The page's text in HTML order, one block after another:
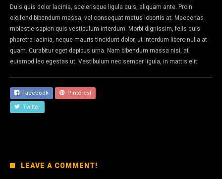
Duis quis dolor lacinia, scelerisque ligula quis, aliquam ante. Proin
eleifend bibendum massa, vel consequat metus lobortis at. Maecenas
molestie sapien quis vestibulum interdum. Morbi dignissim, felis quis
pharetra lacinia, neque mauris tincidunt dolor, ut interdum libero nulla at
quam. Curabitur eget dapibus urna. Nam bibendum massa nisi, at
euismod leo egestas ut. Vestibulum nec semper ligula, in mattis elit.
Facebook Pinterest
Twitter
LEAVE A COMMENT!